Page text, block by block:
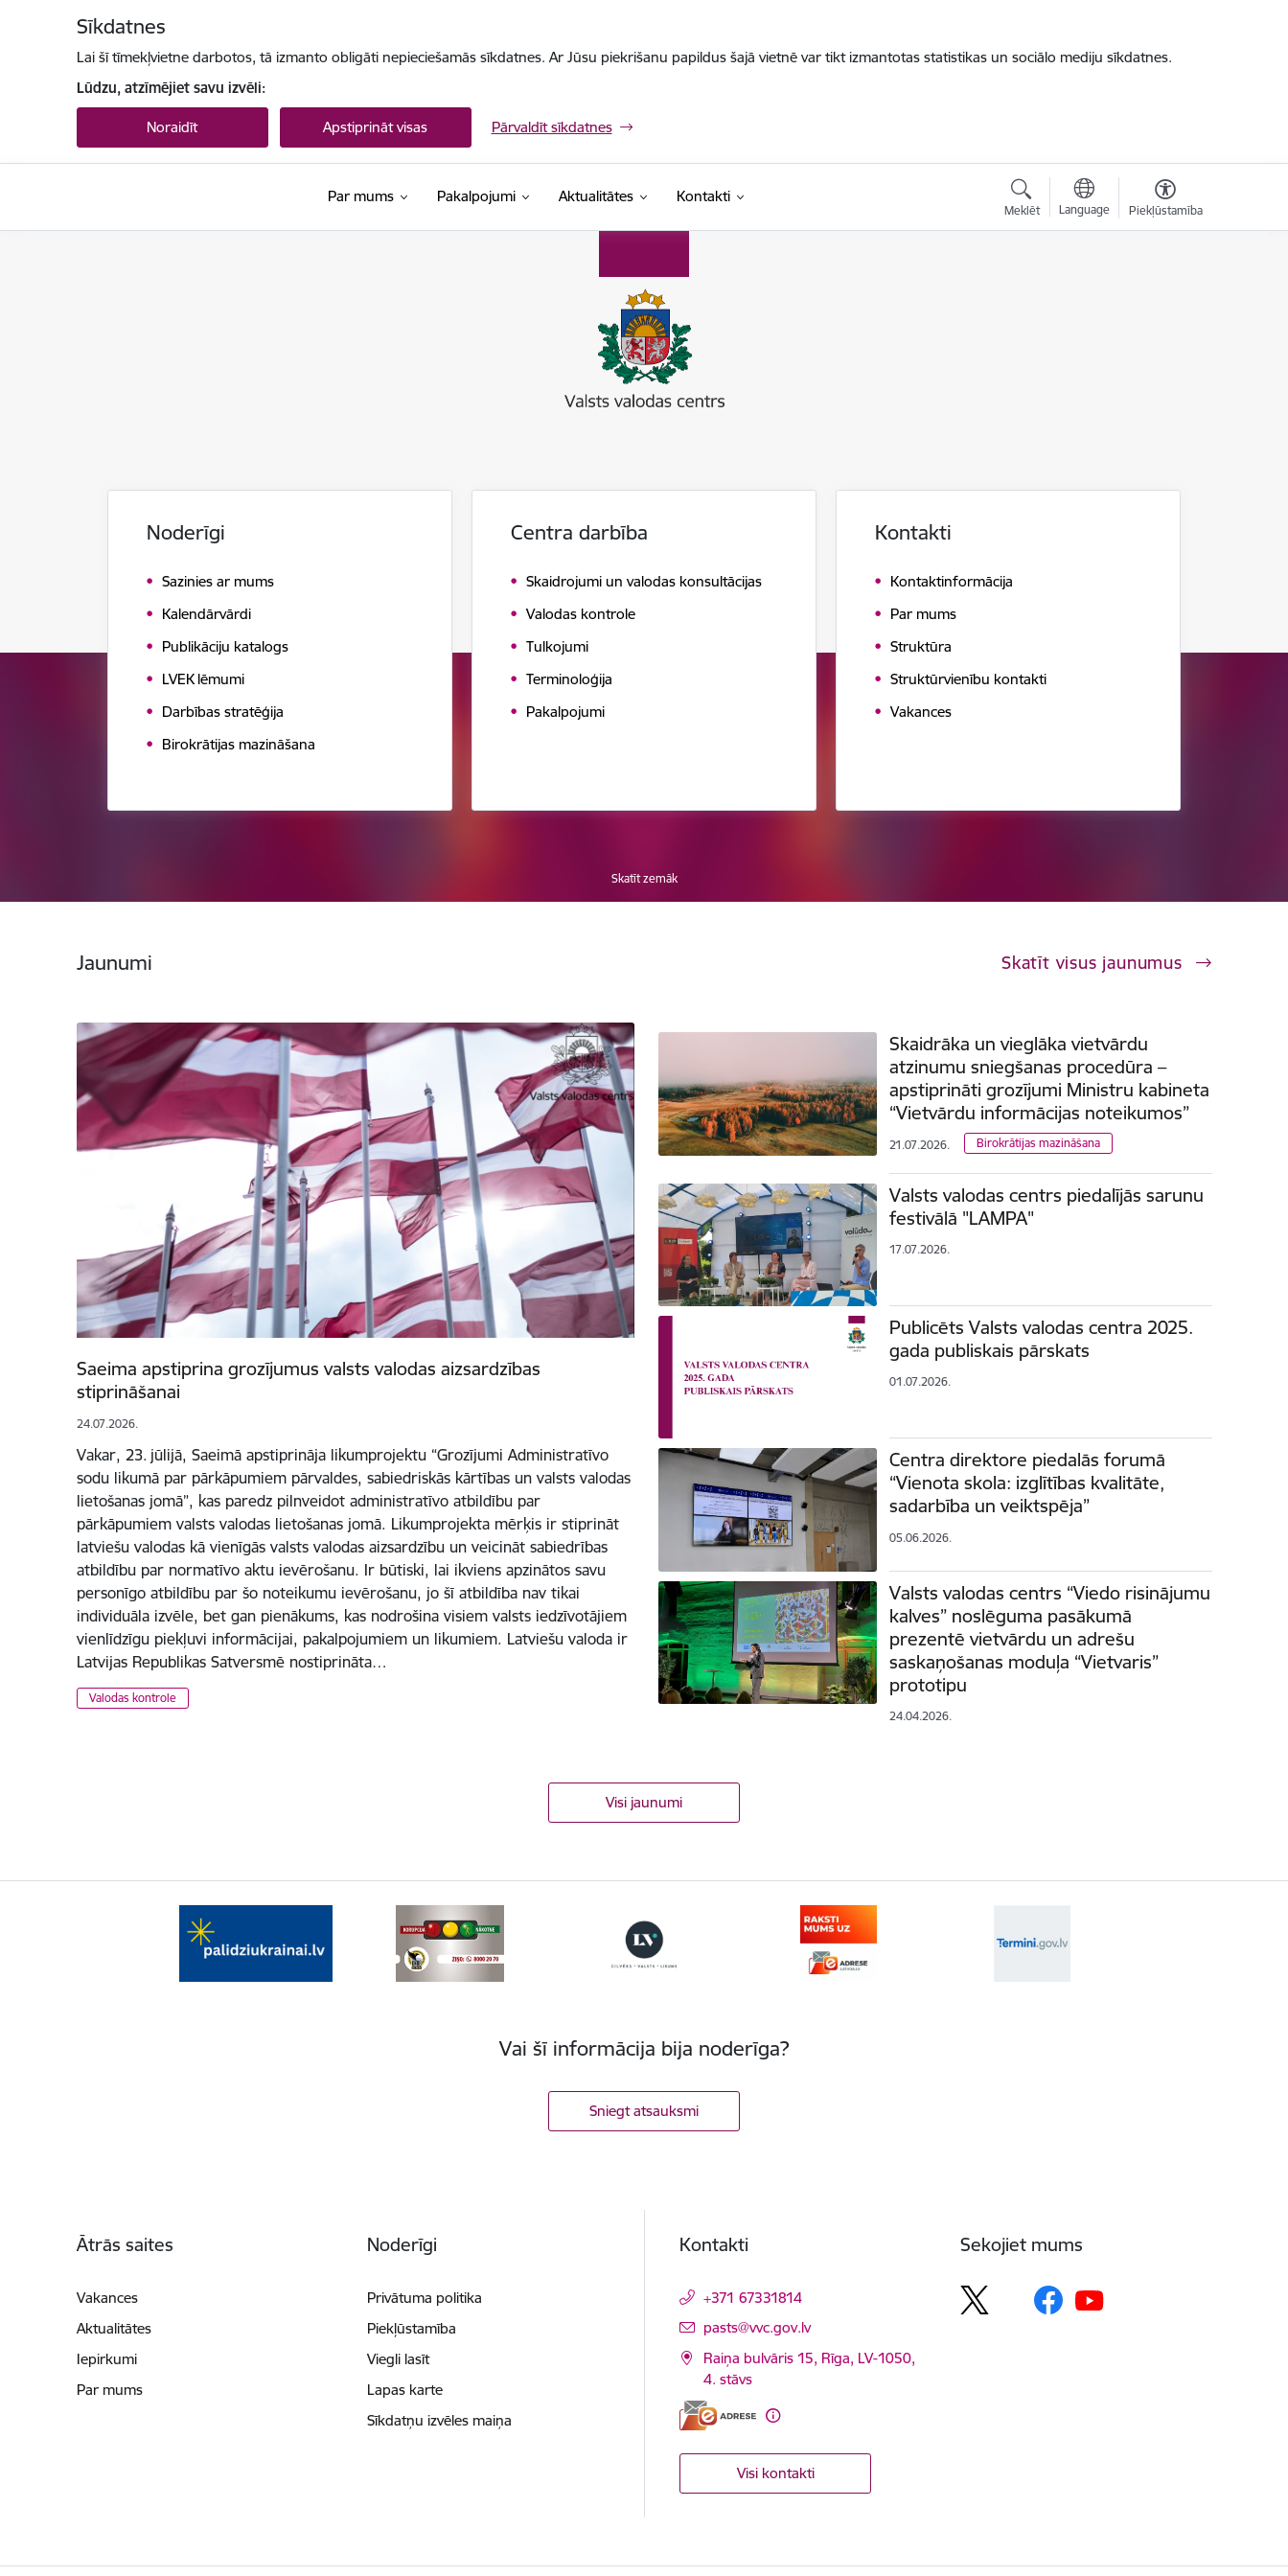
Sīkdatnes
Lai šī tīmekļvietne darbotos, tā izmanto obligāti nepieciešamās sīkdatnes. Ar Jūsu piekrišanu papildus šajā vietnē var tikt izmantotas statistikas un sociālo mediju sīkdatnes.
Lūdzu, atzīmējiet savu izvēli:
Noraidīt Apstiprināt visas Pārvaldīt sīkdatnes
Par mums Pakalpojumi Aktualitātes Kontakti
Meklēt Language Piekļūstamība
Noderīgi
Sazinies ar mums
Kalendārvārdi
Publikāciju katalogs
LVEK lēmumi
Darbības stratēģija
Birokrātijas mazināšana
Centra darbība
Skaidrojumi un valodas konsultācijas
Valodas kontrole
Tulkojumi
Terminoloģija
Pakalpojumi
Kontakti
Kontaktinformācija
Par mums
Struktūra
Struktūrvienību kontakti
Vakances
Skatīt zemāk
Jaunumi Skatīt visus jaunumus
Saeima apstiprina grozījumus valsts valodas aizsardzības
stiprināšanai
24.07.2026.
Vakar, 23. jūlijā, Saeimā apstiprināja likumprojektu “Grozījumi Administratīvo
sodu likumā par pārkāpumiem pārvaldes, sabiedriskās kārtības un valsts valodas
lietošanas jomā”, kas paredz pilnveidot administratīvo atbildību par
pārkāpumiem valsts valodas lietošanas jomā. Likumprojekta mērķis ir stiprināt
latviešu valodas kā vienīgās valsts valodas aizsardzību un veicināt sabiedrības
atbildību par normatīvo aktu ievērošanu. Ir būtiski, lai ikviens apzinātos savu
personīgo atbildību par šo noteikumu ievērošanu, jo šī atbildība nav tikai
individuāla izvēle, bet gan pienākums, kas nodrošina visiem valsts iedzīvotājiem
vienlīdzīgu piekļuvi informācijai, pakalpojumiem un likumiem. Latviešu valoda ir
Latvijas Republikas Satversmē nostiprināta…
Valodas kontrole
Skaidrāka un vieglāka vietvārdu
atzinumu sniegšanas procedūra –
apstiprināti grozījumi Ministru kabineta
“Vietvārdu informācijas noteikumos”
21.07.2026. Birokrātijas mazināšana
Valsts valodas centrs piedalījās sarunu
festivālā "LAMPA"
17.07.2026.
Publicēts Valsts valodas centra 2025.
gada publiskais pārskats
01.07.2026.
Centra direktore piedalās forumā
“Vienota skola: izglītības kvalitāte,
sadarbība un veiktspēja”
05.06.2026.
Valsts valodas centrs “Viedo risinājumu
kalves” noslēguma pasākumā
prezentē vietvārdu un adrešu
saskaņošanas moduļa “Vietvaris”
prototipu
24.04.2026.
Visi jaunumi
Vai šī informācija bija noderīga?
Sniegt atsauksmi
Ātrās saites
Vakances
Aktualitātes
Iepirkumi
Par mums
Noderīgi
Privātuma politika
Piekļūstamība
Viegli lasīt
Lapas karte
Sīkdatņu izvēles maiņa
Kontakti
+371 67331814
E-pasts:
pasts@vvc.gov.lv
Raiņa bulvāris 15, Rīga, LV-1050,
4. stāvs
Visi kontakti
Sekojiet mums